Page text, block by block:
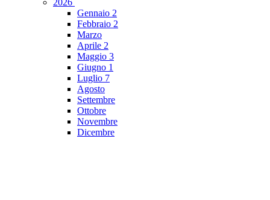
2026
Gennaio 2
Febbraio 2
Marzo
Aprile 2
Maggio 3
Giugno 1
Luglio 7
Agosto
Settembre
Ottobre
Novembre
Dicembre